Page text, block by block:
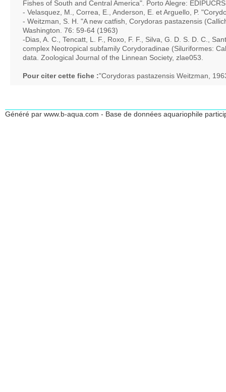
Fishes of South and Central America". Porto Alegre:
- Velasquez, M., Correa, E., Anderson, E. et Arguello, P.
- Weitzman, S. H. "A new catfish, Corydoras pastazensis
Washington. 76: 59-64 (1963)
-Dias, A. C., Tencatt, L. F., Roxo, F. F., Silva, G. D. S. D. C.,
complex Neotropical subfamily Corydoradinae (Siluriformes:
data. Zoological Journal of the Linnean Society, zlae053.
Pour citer cette fiche :"Corydoras pastazensis Weitzman,
Généré par www.b-aqua.com - Base de données aquariophile